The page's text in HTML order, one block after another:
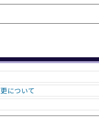
について